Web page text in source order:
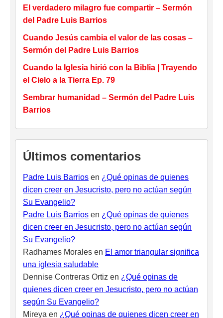
El verdadero milagro fue compartir – Sermón
del Padre Luis Barrios
Cuando Jesús cambia el valor de las cosas –
Sermón del Padre Luis Barrios
Cuando la Iglesia hirió con la Biblia | Trayendo
el Cielo a la Tierra Ep. 79
Sembrar humanidad – Sermón del Padre Luis
Barrios
Últimos comentarios
Padre Luis Barrios en ¿Qué opinas de quienes
dicen creer en Jesucristo, pero no actúan según
Su Evangelio?
Padre Luis Barrios en ¿Qué opinas de quienes
dicen creer en Jesucristo, pero no actúan según
Su Evangelio?
Radhames Morales en El amor triangular significa
una iglesia saludable
Dennise Contreras Ortiz en ¿Qué opinas de
quienes dicen creer en Jesucristo, pero no actúan
según Su Evangelio?
Mireya en ¿Qué opinas de quienes dicen creer en